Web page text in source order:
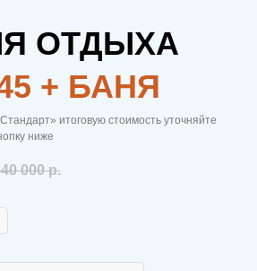
ОТДЫХА
+ БАНЯ
итоговую стоимость уточняйте
ниже
000 р.